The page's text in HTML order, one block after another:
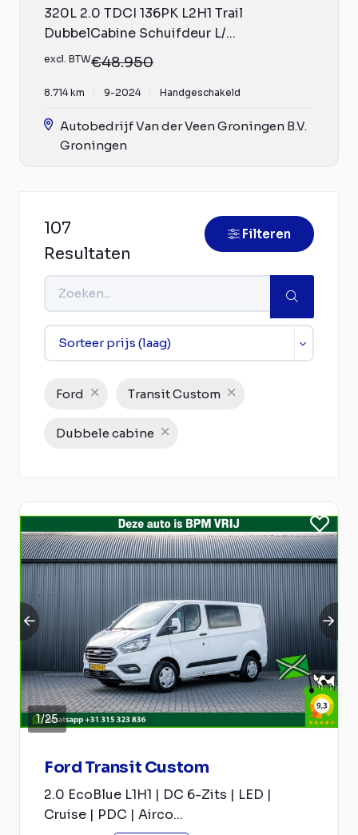
320L 2.0 TDCI 136PK L2H1 Trail
DubbelCabine Schuifdeur L/...
excl. BTW€48.950
8.714 km 9-2024 Handgeschakeld
Autobedrijf Van der Veen Groningen B.V.
Groningen
107
Resultaten
Filteren
Ford Transit Custom
Dubbele cabine
1/25
Ford Transit Custom
2.0 EcoBlue L1H1 | DC 6-Zits | LED |
Cruise | PDC | Airco...